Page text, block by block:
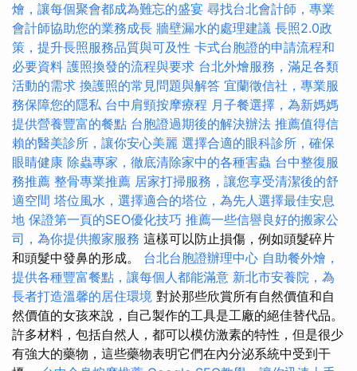
燴，讓每個聚會都成為難忘的盛宴 尋找台北會計師，專業
會計師協助您的業務成長 牆壁漏水的處理建議 長照2.0政
策，提升長照服務品質與可及性 卡式台胞證的申請流程和
必要資料 護照換發的流程與要求 台北外燴服務，滿足各類
活動的需求 換護照的常見問題與解答 宜蘭徵信社，專業服
務保障您的隱私 台中肩頸按摩療程 月子餐選擇，為新媽媽
提供營養豐富的餐點 台胞證過期後的解決辦法 推薦值得信
賴的醫美診所，讓你安心美麗 選擇合適的眼科診所，確保
眼睛健康 除蟲專家，徹底清除家中的各種害蟲 台中整復服
務推薦 整骨專業推薦 居家打掃服務，讓您享受清潔後的舒
適空間 塔位風水，選擇適合的塔位，為先人選擇最佳安息
地 保證第一頁的SEO優化技巧 推薦一些信譽良好的搬家公
司，為你提供搬家服務 這樣可以防止損傷，例如頭髮碎片
和頭髮中發鼻的形成。 台北台胞證辦理中心 自助餐外燴，
提供各種豐富餐點，讓每個人都能滿意 新北市安養院，為
長者打造溫馨的居住環境 對於那些欣賞所有自然價值和自
然價值的女孩來說，自己製作的工具是工廠的絕佳替代品。
許多材料，包括自然人，都可以模仿激素的特性，但是很少
有強大的藥物，這些藥物表明它們在內分泌系統中受到干